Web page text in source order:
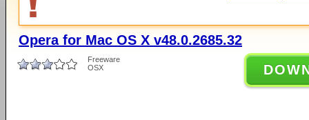
Opera for Mac OS X v48.0.2685.32
Freeware
OSX